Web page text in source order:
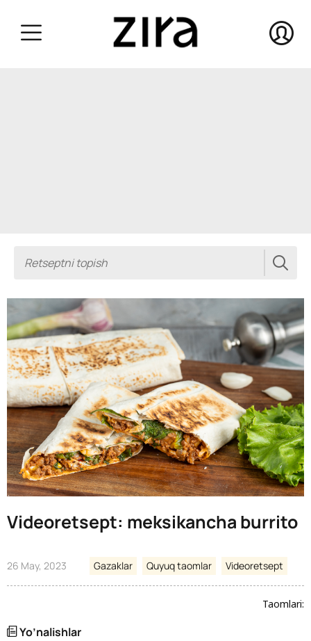
Videoretsept: meksikancha burrito
26 May, 2023 Gazaklar Quyuq taomlar Videoretsept
Taomlari:
Yo’nalishlar